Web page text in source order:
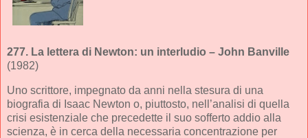
277. La lettera di Newton: un interludio – John Banville
(1982)
Uno scrittore, impegnato da anni nella stesura di una
biografia di Isaac Newton o, piuttosto, nell’analisi di quella
crisi esistenziale che precedette il suo sofferto addio alla
scienza, è in cerca della necessaria concentrazione per